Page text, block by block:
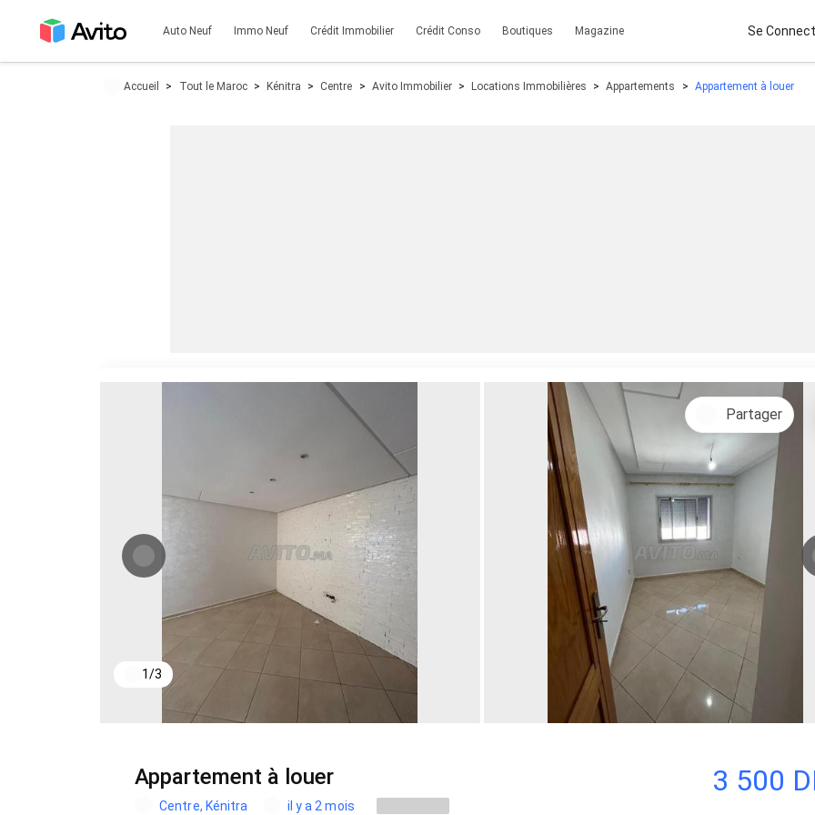
Auto Neuf Immo Neuf Crédit Immobilier Crédit Conso Boutiques Magazine Se
Accueil Tout le Maroc Kénitra Centre Avito Immobilier Locations Immobilières Appartements Appartement à louer
1/3
Partager
Appartement à louer
Centre, Kénitra il y a 2 mois
3 500